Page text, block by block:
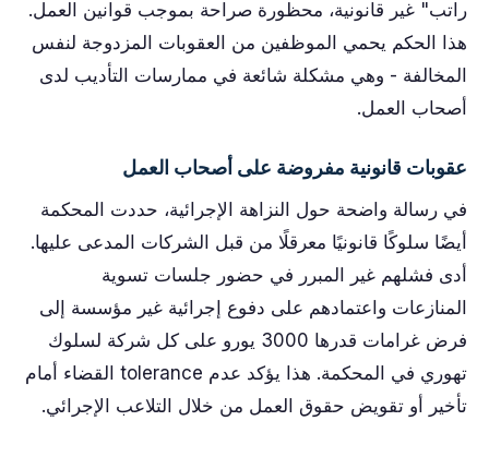
راتب" غير قانونية، محظورة صراحة بموجب قوانين العمل.
هذا الحكم يحمي الموظفين من العقوبات المزدوجة لنفس
المخالفة - وهي مشكلة شائعة في ممارسات التأديب لدى
أصحاب العمل.
عقوبات قانونية مفروضة على أصحاب العمل
في رسالة واضحة حول النزاهة الإجرائية، حددت المحكمة
أيضًا سلوكًا قانونيًا معرقلًا من قبل الشركات المدعى عليها.
أدى فشلهم غير المبرر في حضور جلسات تسوية
المنازعات واعتمادهم على دفوع إجرائية غير مؤسسة إلى
فرض غرامات قدرها 3000 يورو على كل شركة لسلوك
تهوري في المحكمة. هذا يؤكد عدم tolerance القضاء أمام
تأخير أو تقويض حقوق العمل من خلال التلاعب الإجرائي.